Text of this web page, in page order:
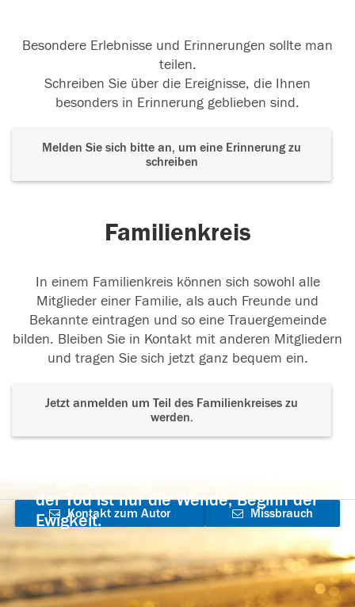
Besondere Erlebnisse und Erinnerungen sollte man
teilen.
Schreiben Sie über die Ereignisse, die Ihnen
besonders in Erinnerung geblieben sind.
Melden Sie sich bitte an, um eine Erinnerung zu
schreiben
Familienkreis
In einem Familienkreis können sich sowohl alle
Mitglieder einer Familie, als auch Freunde und
Bekannte eintragen und so eine Trauergemeinde
bilden. Bleiben Sie in Kontakt mit anderen Mitgliedern
und tragen Sie sich jetzt ganz bequem ein.
Jetzt anmelden um Teil des Familienkreises zu
werden.
der Tod ist nur die Wende, Beginn der
Ewigkeit.
Kontakt zum Autor
aufnehmen
Missbrauch